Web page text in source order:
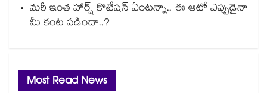
మరీ ఇంత హార్ష్ కొటేషన్ ఏంటన్నా.. ఈ ఆటో ఎప్పుడైనా
మీ కంట పడిందా..?
Most Read News